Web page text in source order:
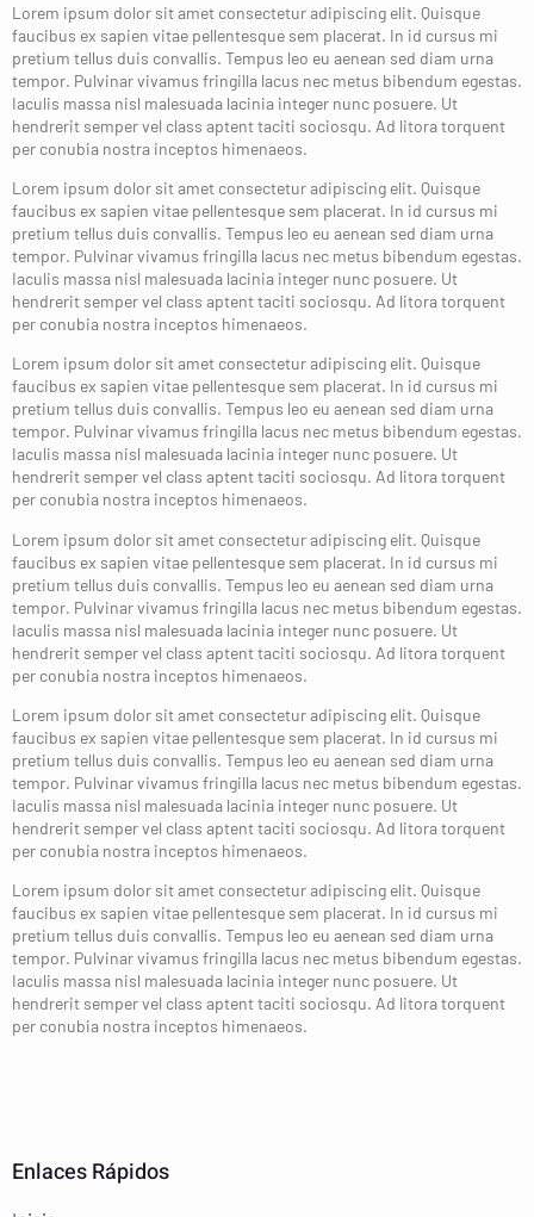
Lorem ipsum dolor sit amet consectetur adipiscing elit. Quisque
faucibus ex sapien vitae pellentesque sem placerat. In id cursus mi
pretium tellus duis convallis. Tempus leo eu aenean sed diam urna
tempor. Pulvinar vivamus fringilla lacus nec metus bibendum egestas.
Iaculis massa nisl malesuada lacinia integer nunc posuere. Ut
hendrerit semper vel class aptent taciti sociosqu. Ad litora torquent
per conubia nostra inceptos himenaeos.
Lorem ipsum dolor sit amet consectetur adipiscing elit. Quisque
faucibus ex sapien vitae pellentesque sem placerat. In id cursus mi
pretium tellus duis convallis. Tempus leo eu aenean sed diam urna
tempor. Pulvinar vivamus fringilla lacus nec metus bibendum egestas.
Iaculis massa nisl malesuada lacinia integer nunc posuere. Ut
hendrerit semper vel class aptent taciti sociosqu. Ad litora torquent
per conubia nostra inceptos himenaeos.
Lorem ipsum dolor sit amet consectetur adipiscing elit. Quisque
faucibus ex sapien vitae pellentesque sem placerat. In id cursus mi
pretium tellus duis convallis. Tempus leo eu aenean sed diam urna
tempor. Pulvinar vivamus fringilla lacus nec metus bibendum egestas.
Iaculis massa nisl malesuada lacinia integer nunc posuere. Ut
hendrerit semper vel class aptent taciti sociosqu. Ad litora torquent
per conubia nostra inceptos himenaeos.
Lorem ipsum dolor sit amet consectetur adipiscing elit. Quisque
faucibus ex sapien vitae pellentesque sem placerat. In id cursus mi
pretium tellus duis convallis. Tempus leo eu aenean sed diam urna
tempor. Pulvinar vivamus fringilla lacus nec metus bibendum egestas.
Iaculis massa nisl malesuada lacinia integer nunc posuere. Ut
hendrerit semper vel class aptent taciti sociosqu. Ad litora torquent
per conubia nostra inceptos himenaeos.
Lorem ipsum dolor sit amet consectetur adipiscing elit. Quisque
faucibus ex sapien vitae pellentesque sem placerat. In id cursus mi
pretium tellus duis convallis. Tempus leo eu aenean sed diam urna
tempor. Pulvinar vivamus fringilla lacus nec metus bibendum egestas.
Iaculis massa nisl malesuada lacinia integer nunc posuere. Ut
hendrerit semper vel class aptent taciti sociosqu. Ad litora torquent
per conubia nostra inceptos himenaeos.
Lorem ipsum dolor sit amet consectetur adipiscing elit. Quisque
faucibus ex sapien vitae pellentesque sem placerat. In id cursus mi
pretium tellus duis convallis. Tempus leo eu aenean sed diam urna
tempor. Pulvinar vivamus fringilla lacus nec metus bibendum egestas.
Iaculis massa nisl malesuada lacinia integer nunc posuere. Ut
hendrerit semper vel class aptent taciti sociosqu. Ad litora torquent
per conubia nostra inceptos himenaeos.
Enlaces Rápidos